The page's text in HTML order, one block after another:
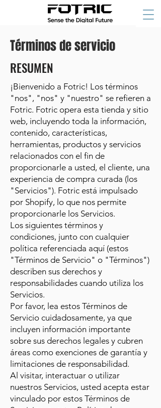
Términos de servicio
RESUMEN
¡Bienvenido a Fotric! Los términos
"nos", "nos" y "nuestro" se refieren a
Fotric. Fotric opera esta tienda y sitio
web, incluyendo toda la información,
contenido, características,
herramientas, productos y servicios
relacionados con el fin de
proporcionarle a usted, el cliente, una
experiencia de compra curada (los
"Servicios"). Fotric está impulsado
por Shopify, lo que nos permite
proporcionarle los Servicios.
Los siguientes términos y
condiciones, junto con cualquier
política referenciada aquí (estos
"Términos de Servicio" o "Términos")
describen sus derechos y
responsabilidades cuando utiliza los
Servicios.
Por favor, lea estos Términos de
Servicio cuidadosamente, ya que
incluyen información importante
sobre sus derechos legales y cubren
áreas como exenciones de garantía y
limitaciones de responsabilidad.
Al visitar, interactuar o utilizar
nuestros Servicios, usted acepta estar
vinculado por estos Términos de